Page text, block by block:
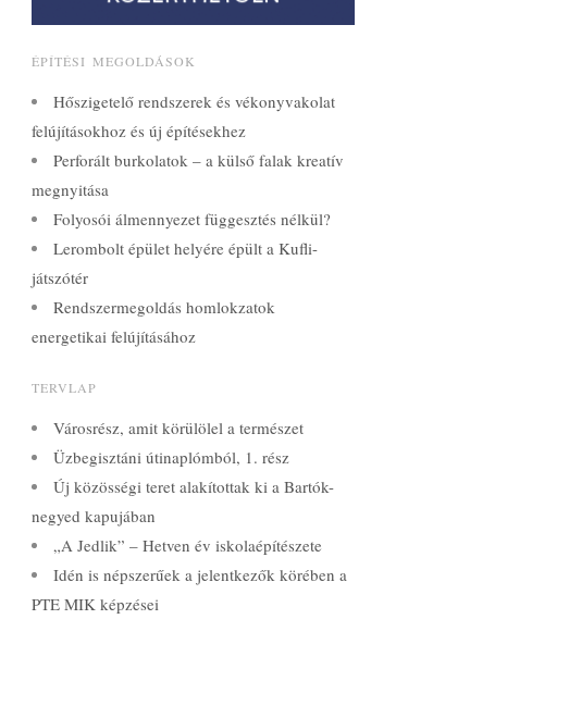
ÉPÍTÉSI MEGOLDÁSOK
Hőszigetelő rendszerek és vékonyvakolat
felújításokhoz és új építésekhez
Perforált burkolatok – a külső falak kreatív
megnyitása
Folyosói álmennyezet függesztés nélkül?
Lerombolt épület helyére épült a Kufli-
játszótér
Rendszermegoldás homlokzatok
energetikai felújításához
TERVLAP
Városrész, amit körülölel a természet
Üzbegisztáni útinaplómból, 1. rész
Új közösségi teret alakítottak ki a Bartók-
negyed kapujában
„A Jedlik” – Hetven év iskolaépítészete
Idén is népszerűek a jelentkezők körében a
PTE MIK képzései